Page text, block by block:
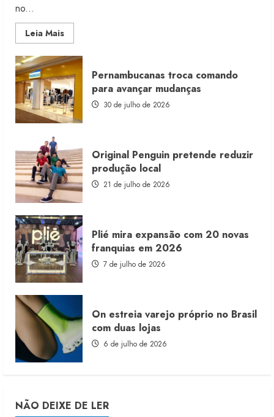
no...
Leia MaisRead
more
Morena
Rosa
lança
franquia
com
estoque
consignado
Pernambucanas troca comando
para avançar mudanças
30 de julho de 2026
Original Penguin pretende reduzir
produção local
21 de julho de 2026
Plié mira expansão com 20 novas
franquias em 2026
7 de julho de 2026
On estreia varejo próprio no Brasil
com duas lojas
6 de julho de 2026
NÃO DEIXE DE LER